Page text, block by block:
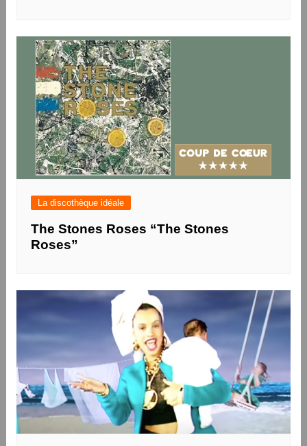
La discothèque idéale
The Stones Roses “The Stones
Roses”